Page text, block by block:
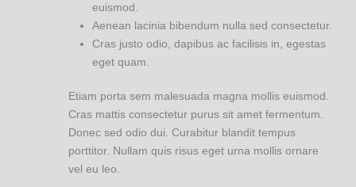
euismod.
Aenean lacinia bibendum nulla sed consectetur.
Cras justo odio, dapibus ac facilisis in, egestas
eget quam.
Etiam porta sem malesuada magna mollis euismod.
Cras mattis consectetur purus sit amet fermentum.
Donec sed odio dui. Curabitur blandit tempus
porttitor. Nullam quis risus eget urna mollis ornare
vel eu leo.